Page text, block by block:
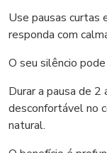
Use pausas curtas
responda com
O seu silêncio
Durar a pausa de
desconfortável no
natural.